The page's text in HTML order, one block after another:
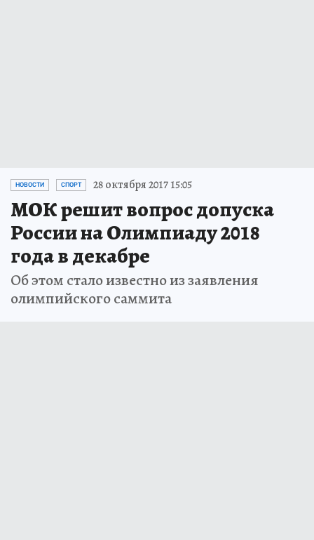
НОВОСТИ СПОРТ 28 октября 2017 15:05
МОК решит вопрос допуска
России на Олимпиаду 2018
года в декабре
Об этом стало известно из заявления
олимпийского саммита